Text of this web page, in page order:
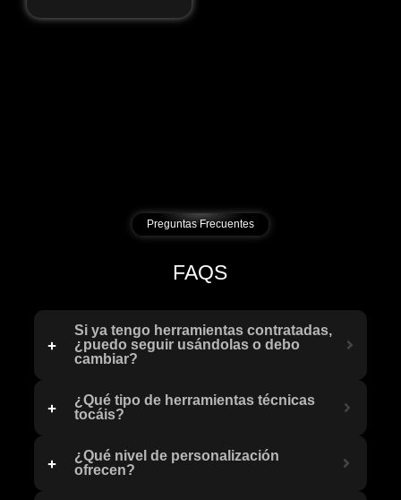
Preguntas Frecuentes
FAQS
Si ya tengo herramientas contratadas,
¿puedo seguir usándolas o debo
cambiar?
¿Qué tipo de herramientas técnicas
tocáis?
¿Qué nivel de personalización
ofrecen?